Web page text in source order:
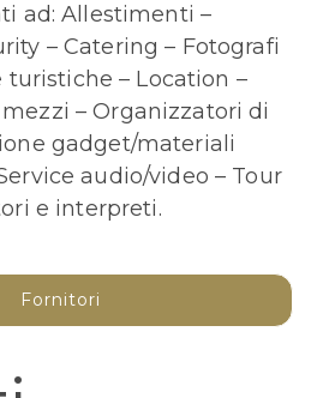
ad: Allestimenti –
– Catering – Fotografi
turistiche – Location –
– Organizzatori di
gadget/materiali
audio/video – Tour
e interpreti.
Fornitori